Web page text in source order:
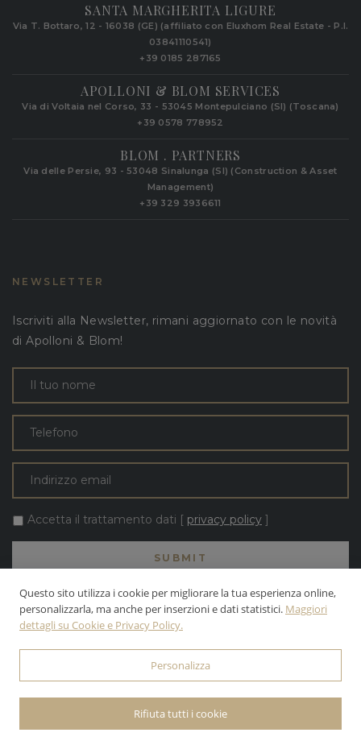
SANTA MARGHERITA LIGURE
Via T. Bottaro, 12 - 16038 (GE) (affiliato con Eluxhom Real Estate - P.I.
03841110541)
+39 0185 287165
APOLLONI & BLOM SERVICES
Via di Voltaia nel Corso, 33 - 53045 Montepulciano (SI) (Toscana)
+39 0578 778952‬
BLOM . PARTNERS
Via delle Persie, 93 - 53048 Sinalunga (SI) (Construction & Asset
Management)
+39 329 3936611
NEWSLETTER
Iscriviti alla Newsletter, rimani aggiornato con le novità
di Apolloni & Blom!
Accetta il trattamento dati [ privacy policy ]
BLOM S.R.L. | INC. ALL RIGHTS RESERVED.
Questo sito utilizza i cookie per migliorare la tua esperienza online,
personalizzarla, ma anche per inserzioni e dati statistici. Maggiori
dettagli su Cookie e Privacy Policy.
Personalizza
Rifiuta tutti i cookie